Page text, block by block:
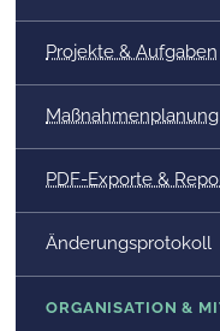
Projekte & Aufgaben
Maßnahmenplanung
PDF-Exporte &
Änderungsprotokoll
ORGANISATION &